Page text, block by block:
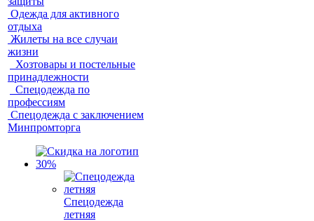
Одежда для активного
отдыха
Жилеты на все случаи
жизни
Хозтовары и постельные
принадлежности
Спецодежда по
профессиям
Спецодежда с заключением
Минпромторга
Спецодежда
летняя